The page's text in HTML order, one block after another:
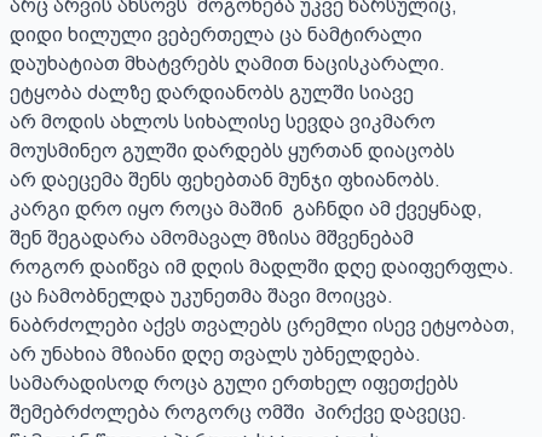
არც არვის ახსოვს  მოგონება უკვე წარსულიც,
დიდი ხილული ვებერთელა ცა ნამტირალი
დაუხატიათ მხატვრებს ღამით ნაცისკარალი.
ეტყობა ძალზე დარდიანობს გულში სიავე
არ მოდის ახლოს სიხალისე სევდა ვიკმარო
მოუსმინეო გულში დარდებს ყურთან დიაცობს
არ დაეცემა შენს ფეხებთან მუნჯი ფხიანობს.
კარგი დრო იყო როცა მაშინ  გაჩნდი ამ ქვეყნად,
შენ შეგადარა ამომავალ მზისა მშვენებამ
როგორ დაიწვა იმ დღის მადლში დღე დაიფერფლა.
ცა ჩამობნელდა უკუნეთმა შავი მოიცვა.
ნაბრძოლები აქვს თვალებს ცრემლი ისევ ეტყობათ,
არ უნახია მზიანი დღე თვალს უბნელდება.
სამარადისოდ როცა გული ერთხელ იფეთქებს
შემებრძოლება როგორც ომში  პირქვე დავეცე.